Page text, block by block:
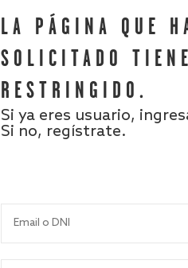
LA PÁGINA QUE
SOLICITADO
RESTRINGIDO.
Si ya eres usuario,
Si no, regístrate.